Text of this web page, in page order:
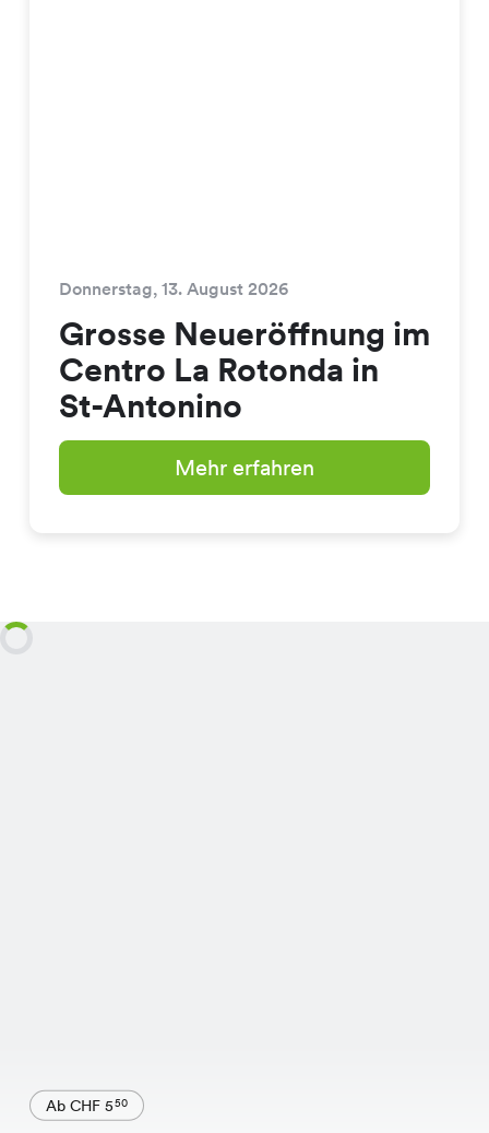
Donnerstag, 13. August 2026
Grosse Neueröffnung im
Centro La Rotonda in
St-Antonino
Mehr erfahren
Ab CHF 550